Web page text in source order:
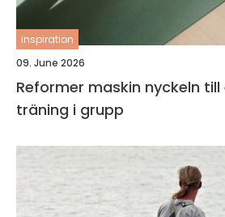
inspiration
09. June 2026
Reformer maskin nyckeln till effektiv, modern
träning i grupp